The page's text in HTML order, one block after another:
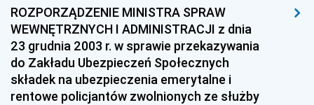
1993 1992 1991
1990 1989 1988
1987 1986 1985
1984 1983 1982
ROZPORZĄDZENIE MINISTRA SPRAW
WEWNĘTRZNYCH I ADMINISTRACJI z dnia
23 grudnia 2003 r. w sprawie przekazywania
do Zakładu Ubezpieczeń Społecznych
składek na ubezpieczenia emerytalne i
rentowe policjantów zwolnionych ze służby